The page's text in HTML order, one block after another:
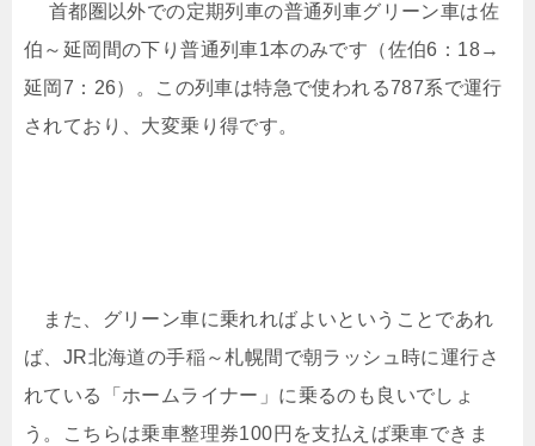
首都圏以外での定期列車の普通列車グリーン車は佐
伯～延岡間の下り普通列車1本のみです（佐伯6：18→
延岡7：26）。この列車は特急で使われる787系で運行
されており、大変乗り得です。
また、グリーン車に乗れればよいということであれ
ば、JR北海道の手稲～札幌間で朝ラッシュ時に運行さ
れている「ホームライナー」に乗るのも良いでしょ
う。こちらは乗車整理券100円を支払えば乗車できま